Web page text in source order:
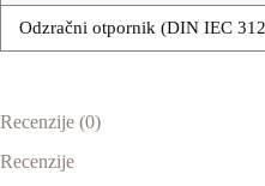
Odzračni otpornik (DIN IEC
Recenzije (0)
Recenzije